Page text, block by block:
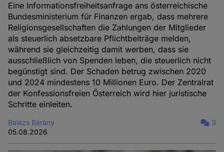
Eine Informationsfreiheitsanfrage ans österreichische
Bundesministerium für Finanzen ergab, dass mehrere
Religionsgesellschaften die Zahlungen der Mitglieder
als steuerlich absetzbare Pflichtbeiträge melden,
während sie gleichzeitig damit werben, dass sie
ausschließlich von Spenden leben, die steuerlich nicht
begünstigt sind. Der Schaden betrug zwischen 2020
und 2024 mindestens 10 Millionen Euro. Der Zentralrat
der Konfessionsfreien Österreich wird hier juristische
Schritte einleiten.
Balázs Bárány
05.08.2026
3